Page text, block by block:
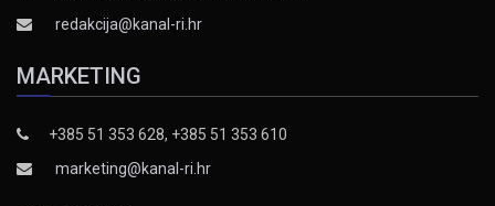
redakcija@kanal-ri.hr
MARKETING
+385 51 353 628, +385 51 353 610
marketing@kanal-ri.hr